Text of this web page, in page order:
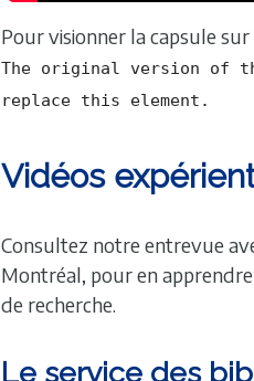
Pour visionner la capsule
The original version of
replace this element.
Vidéos
Consultez notre entrevue
Montréal, pour en
de recherche.
Le service des